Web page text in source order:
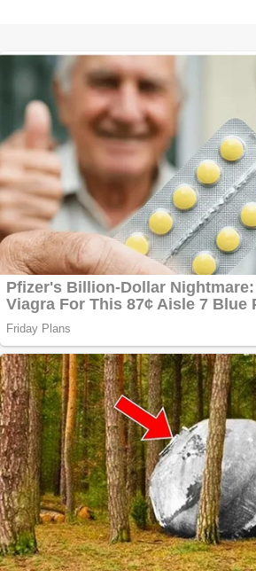
trecut la Domnul
Anchetă incendiară
la Gherla, polițist
acuzat de abuz în
serviciu
Covid-19: 755 de
cazuri noi în
România
Răcitor de apă
CW5000 pentru
freze cu laser fără
metale